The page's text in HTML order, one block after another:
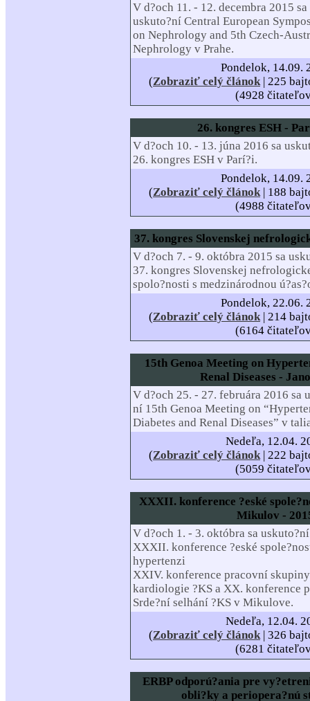
V d?och 11. - 12. decembra 2015 sa
uskuto?ní Central European
on Nephrology and 5th Czech-
Nephrology v Prahe.
Pondelok, 14.09.
(Zobraziť celý článok| 225
(4928
26. kongres ESH -
V d?och 10. - 13. júna 2016 sa
26. kongres ESH v Parí?i.
Pondelok, 14.09.
(Zobraziť celý článok| 188
(4988
37. kongres Slovenskej
V d?och 7. - 9. októbra 2015 sa
37. kongres Slovenskej
spolo?nosti s medzinárodnou
Pondelok, 22.06.
(Zobraziť celý článok| 214
(6164
15th Genoa Meeting on
Renal Diseases -
V d?och 25. - 27. februára 2016 sa
ní 15th Genoa Meeting on
Diabetes and Renal Diseases” v
Nedeľa, 12.04.
(Zobraziť celý článok| 222
(5059
XXXII. konference ?eské
Mikulov -
V d?och 1. - 3. októbra sa uskuto?ní
XXXII. konference ?eské
hypertenzi
XXIV. konference pracovní
kardiologie ?KS a XX. konference
Srde?ní selhání ?KS v Mikulove.
Nedeľa, 12.04.
(Zobraziť celý článok| 326
(6281
ERBP odporú?ania pre
obli?ky a periopera?nú